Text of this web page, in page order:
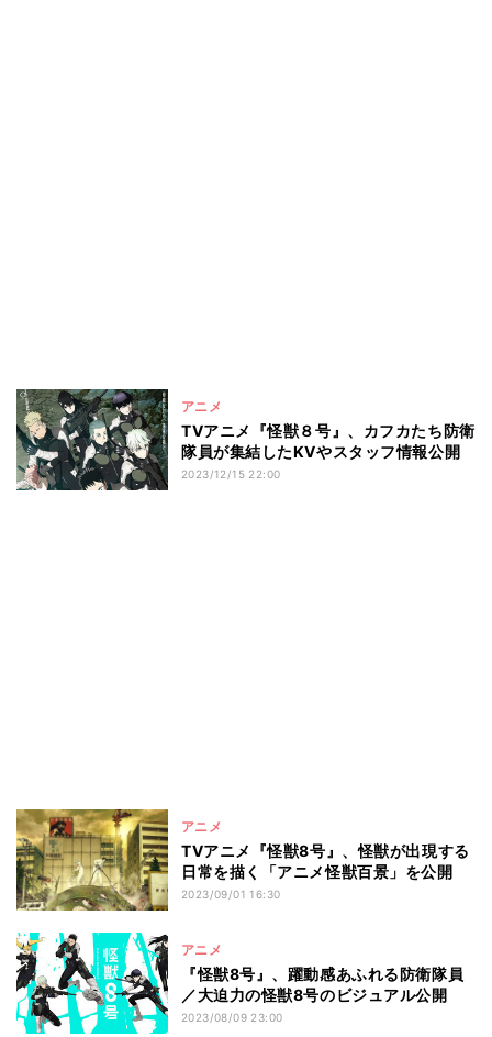
アニメ
TVアニメ『怪獣８号』、カフカたち防衛
隊員が集結したKVやスタッフ情報公開
2023/12/15 22:00
アニメ
TVアニメ『怪獣8号』、怪獣が出現する
日常を描く「アニメ怪獣百景」を公開
2023/09/01 16:30
アニメ
『怪獣8号』、躍動感あふれる防衛隊員
／大迫力の怪獣8号のビジュアル公開
2023/08/09 23:00